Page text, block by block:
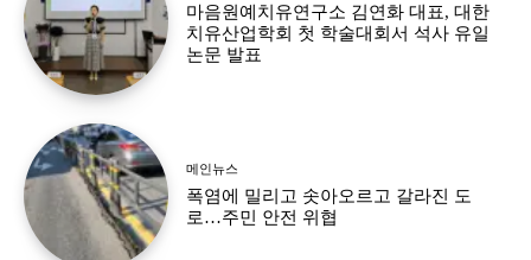
마음원예치유연구소 김연화 대표, 대한
치유산업학회 첫 학술대회서 석사 유일
논문 발표
메인뉴스
폭염에 밀리고 솟아오르고 갈라진 도
로…주민 안전 위협